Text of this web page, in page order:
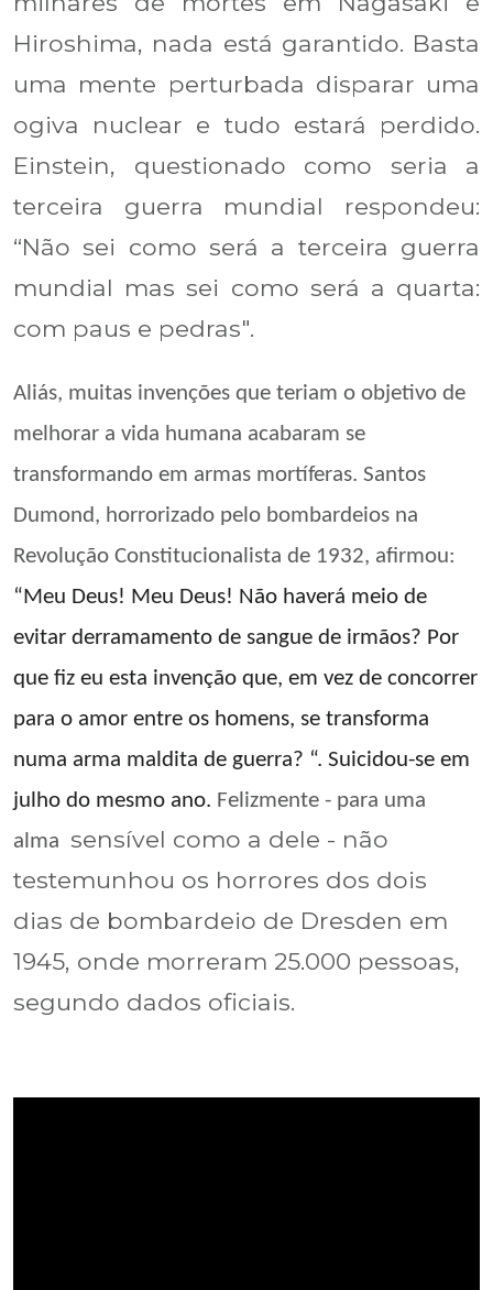
Hiroshima, nada está garantido. Basta
uma mente perturbada disparar uma
ogiva nuclear e tudo estará perdido.
Einstein, questionado como seria a
terceira guerra mundial respondeu:
“Não sei como será a terceira guerra
mundial mas sei como será a quarta:
com paus e pedras".
Aliás, muitas invenções que teriam o objetivo de
melhorar a vida humana acabaram se
transformando em armas mortíferas. Santos
Dumond, horrorizado pelo bombardeios na
Revolução Constitucionalista de 1932, afirmou:
“Meu Deus! Meu Deus! Não haverá meio de
evitar derramamento de sangue de irmãos? Por
que fiz eu esta invenção que, em vez de concorrer
para o amor entre os homens, se transforma
numa arma maldita de guerra? “. Suicidou-se em
julho do mesmo ano. Felizmente - para uma
alma sensível como a dele - não
testemunhou os horrores dos dois
dias de bombardeio de Dresden em
1945, onde morreram 25.000 pessoas,
segundo dados oficiais.